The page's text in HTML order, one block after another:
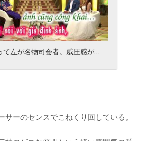
て左が名物司会者。威圧感が…
ーのセンスでこねくり回している。